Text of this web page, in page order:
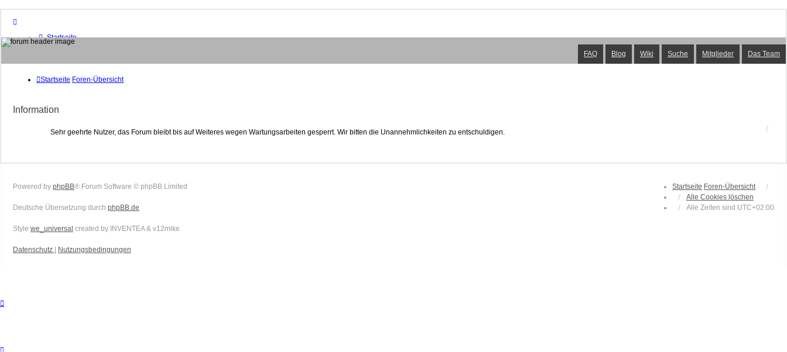
Startseite
Foren-Übersicht
Suche
Unbeantwortete Themen
Aktive Themen
Das Team
Anmelden
FAQ Blog Wiki Suche Mitglieder Das Team
Startseite Foren-Übersicht
Information
Sehr geehrte Nutzer, das Forum bleibt bis auf Weiteres wegen Wartungsarbeiten gesperrt. Wir bitten die Unannehmlichkeiten zu entschuldigen.
Startseite Foren-Übersicht
Alle Cookies löschen
Alle Zeiten sind UTC+02:00
Powered by phpBB® Forum Software © phpBB Limited
Deutsche Übersetzung durch phpBB.de
Style we_universal created by INVENTEA & v12mike
Datenschutz | Nutzungsbedingungen